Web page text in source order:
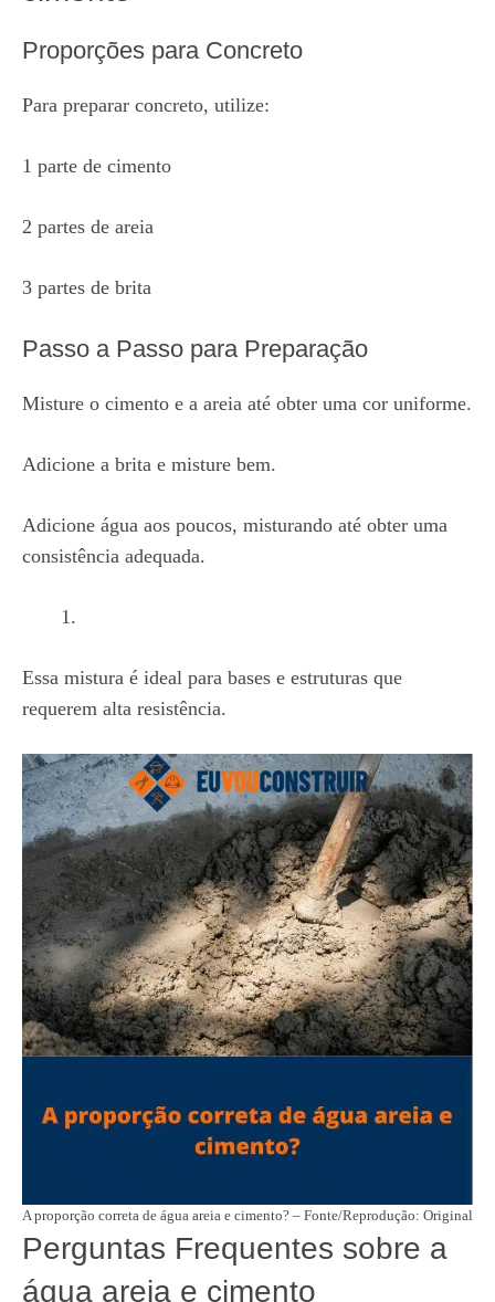
Proporções para Concreto
Para preparar concreto, utilize:
1 parte de cimento
2 partes de areia
3 partes de brita
Passo a Passo para Preparação
Misture o cimento e a areia até obter uma cor uniforme.
Adicione a brita e misture bem.
Adicione água aos poucos, misturando até obter uma
consistência adequada.
Essa mistura é ideal para bases e estruturas que
requerem alta resistência.
A proporção correta de água areia e cimento? – Fonte/Reprodução: Original
Perguntas Frequentes sobre a
água areia e cimento